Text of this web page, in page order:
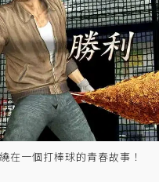
在一個打棒球的青春故事！